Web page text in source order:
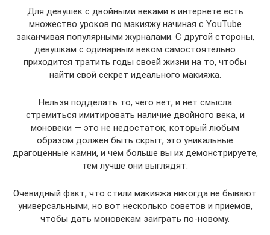
Для девушек с двойными веками в интернете есть
множество уроков по макияжу начиная с YouTube
заканчивая популярными журналами. С другой стороны,
девушкам с одинарным веком самостоятельно
приходится тратить годы своей жизни на то, чтобы
найти свой секрет идеального макияжа.
Нельзя подделать то, чего нет, и нет смысла
стремиться имитировать наличие двойного века, и
моновеки — это не недостаток, который любым
образом должен быть скрыт, это уникальные
драгоценные камни, и чем больше вы их демонстрируете,
тем лучше они выглядят.
Очевидный факт, что стили макияжа никогда не бывают
универсальными, но вот несколько советов и приемов,
чтобы дать моновекам заиграть по-новому.